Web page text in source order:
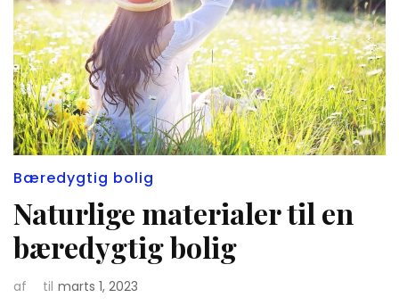
Bæredygtig bolig
Naturlige materialer til en
bæredygtig bolig
af til marts 1, 2023